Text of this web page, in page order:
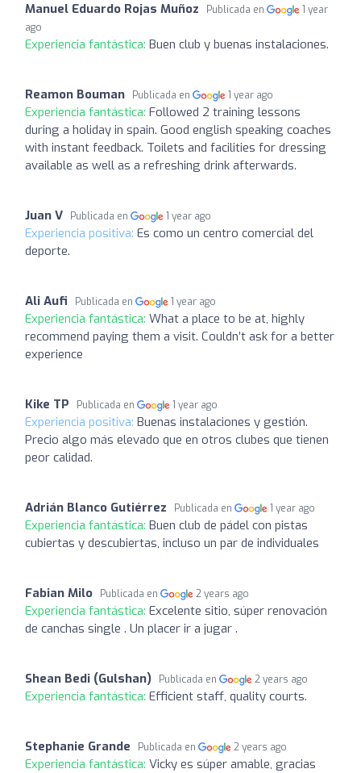
Manuel Eduardo Rojas Muñoz Publicada en
1 year
ago
Experiencia fantástica: Buen club y buenas instalaciones.
Reamon Bouman Publicada en 1 year ago
Experiencia fantástica: Followed 2 training lessons
during a holiday in spain. Good english speaking coaches
with instant feedback. Toilets and facilities for dressing
available as well as a refreshing drink afterwards.
Juan V Publicada en 1 year ago
Experiencia positiva: Es como un centro comercial del
deporte.
Ali Aufi Publicada en 1 year ago
Experiencia fantástica: What a place to be at, highly
recommend paying them a visit. Couldn’t ask for a better
experience
Kike TP Publicada en 1 year ago
Experiencia positiva: Buenas instalaciones y gestión.
Precio algo más elevado que en otros clubes que tienen
peor calidad.
Adrián Blanco Gutiérrez Publicada en 1 year ago
Experiencia fantástica: Buen club de pádel con pistas
cubiertas y descubiertas, incluso un par de individuales
Fabian Milo Publicada en 2 years ago
Experiencia fantástica: Excelente sitio, súper renovación
de canchas single . Un placer ir a jugar .
Shean Bedi (Gulshan) Publicada en 2 years ago
Experiencia fantástica: Efficient staff, quality courts.
Stephanie Grande Publicada en 2 years ago
Experiencia fantástica: Vicky es súper amable, gracias